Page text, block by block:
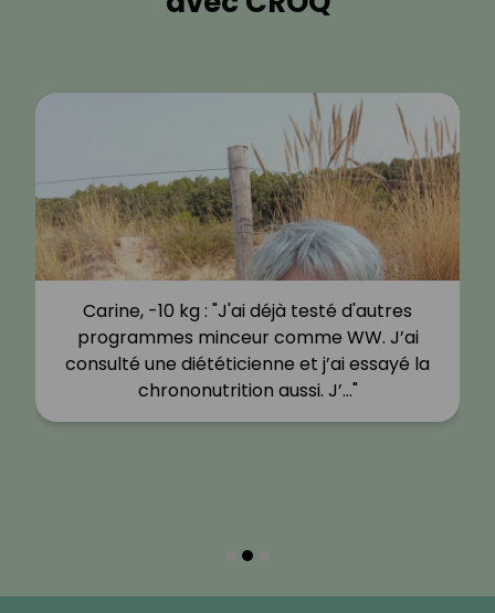
Carine, -10 kg : "J'ai déjà testé d'autres
programmes minceur comme WW. J’ai
consulté une diététicienne et j’ai essayé la
chrononutrition aussi. J’…"